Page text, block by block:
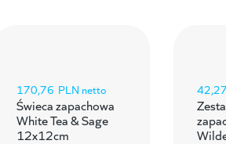
170,76 PLN netto
Świeca zapachowa
White Tea & Sage
12x12cm
42,27